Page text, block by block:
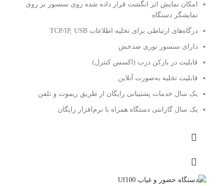
امکان نمایش اثر انگشت قرار داده شده روی سنسور بر روی
نمایشگر دستگاه
درگاه‌های ارتباطی برای تخلیه اطلاعات TCP/IP, USB
دارای سنسور نوری ضدخش
قابلیت در بازکن درب (اكسس كنترل)
قابلیت تخلیه به‌صورت آنلاین
یک سال خدمات پشتیبانی رایگان از طریق ریموت و تلفن
یک سال گارانتی دستگاه همراه با نرم‌افزار رایگان